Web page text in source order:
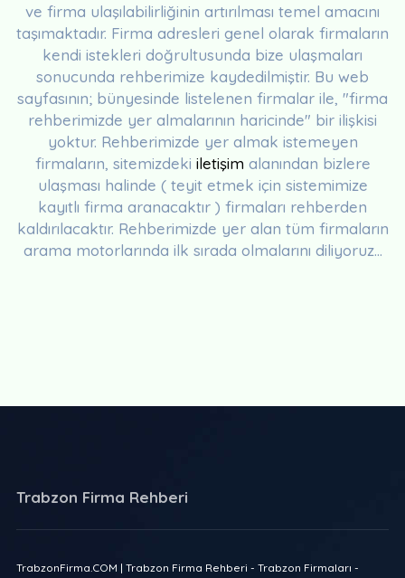
ve firma ulaşılabilirliğinin artırılması temel amacını
taşımaktadır. Firma adresleri genel olarak firmaların
kendi istekleri doğrultusunda bize ulaşmaları
sonucunda rehberimize kaydedilmiştir. Bu web
sayfasının; bünyesinde listelenen firmalar ile, "firma
rehberimizde yer almalarının haricinde" bir ilişkisi
yoktur. Rehberimizde yer almak istemeyen
firmaların, sitemizdeki iletişim alanından bizlere
ulaşması halinde ( teyit etmek için sistemimize
kayıtlı firma aranacaktır ) firmaları rehberden
kaldırılacaktır. Rehberimizde yer alan tüm firmaların
arama motorlarında ilk sırada olmalarını diliyoruz...
Trabzon Firma Rehberi
TrabzonFirma.COM | Trabzon Firma Rehberi - Trabzon Firmaları -